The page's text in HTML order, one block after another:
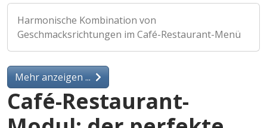
Harmonische Kombination von
Geschmacksrichtungen im Café-Restaurant-Menü
Mehr anzeigen ...
Café-Restaurant-